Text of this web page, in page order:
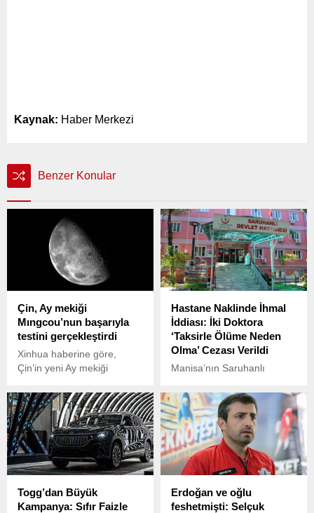
Kaynak: Haber Merkezi
Benzer Konular
Çin, Ay mekiği
Mıngcou’nun başarıyla
testini gerçekleştirdi
Xinhua haberine göre,
Çin’in yeni Ay mekiği
roket motorları, Gobi
Çölü’ndeki Ciuçüen Uydu
Merkezi’nde yapılan testte
başarıyla ateşlendi.
Hastane Naklinde İhmal
İddiası: İki Doktora
‘Taksirle Ölüme Neden
Olma’ Cezası Verildi
Manisa’nın Saruhanlı
2017’de meydana gelen bir
trafik kazasında, 19
yaşındaki Tahsin Doğdan
hayatını kaybetti.
Togg’dan Büyük
Kampanya: Sıfır Faizle
Erdoğan ve oğlu
feshetmişti: Selçuk